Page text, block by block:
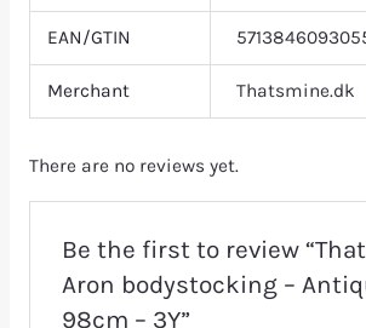
EAN/GTIN
Merchant Thatsmine.dk
There are no reviews yet.
Be the first to review
Aron bodystocking –
98cm – 3Y”